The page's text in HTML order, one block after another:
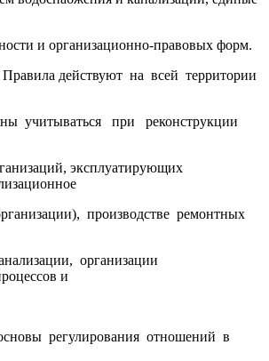
и организационно-правовых форм.
действуют на всей территории
учитываться при реконструкции
эксплуатирующих
производстве ремонтных
организации
и
регулирования отношений в